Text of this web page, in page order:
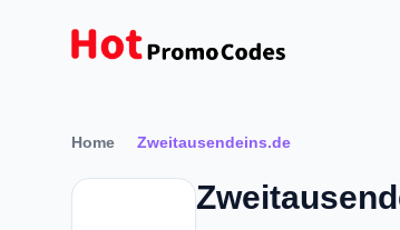
Home Zweitausendeins.de